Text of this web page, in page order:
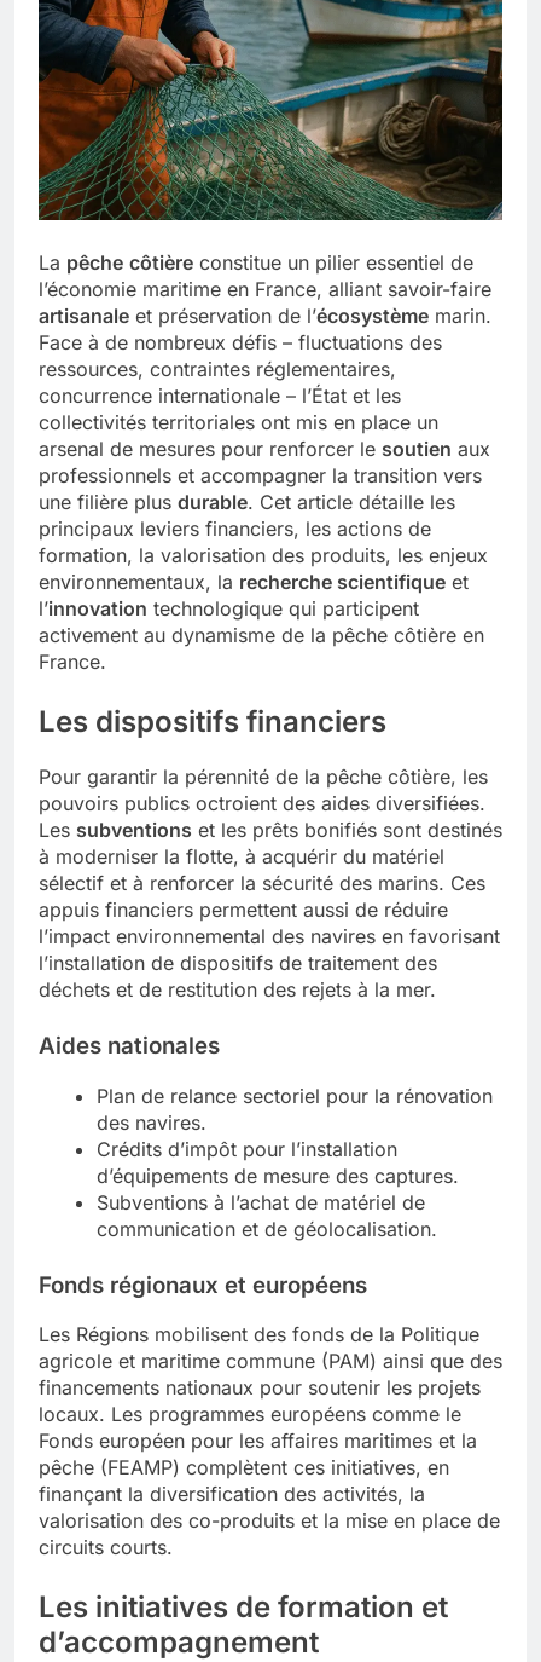
La pêche côtière constitue un pilier essentiel de
l’économie maritime en France, alliant savoir-faire
artisanale et préservation de l’écosystème marin.
Face à de nombreux défis – fluctuations des
ressources, contraintes réglementaires,
concurrence internationale – l’État et les
collectivités territoriales ont mis en place un
arsenal de mesures pour renforcer le soutien aux
professionnels et accompagner la transition vers
une filière plus durable. Cet article détaille les
principaux leviers financiers, les actions de
formation, la valorisation des produits, les enjeux
environnementaux, la recherche scientifique et
l’innovation technologique qui participent
activement au dynamisme de la pêche côtière en
France.
Les dispositifs financiers
Pour garantir la pérennité de la pêche côtière, les
pouvoirs publics octroient des aides diversifiées.
Les subventions et les prêts bonifiés sont destinés
à moderniser la flotte, à acquérir du matériel
sélectif et à renforcer la sécurité des marins. Ces
appuis financiers permettent aussi de réduire
l’impact environnemental des navires en favorisant
l’installation de dispositifs de traitement des
déchets et de restitution des rejets à la mer.
Aides nationales
Plan de relance sectoriel pour la rénovation
des navires.
Crédits d’impôt pour l’installation
d’équipements de mesure des captures.
Subventions à l’achat de matériel de
communication et de géolocalisation.
Fonds régionaux et européens
Les Régions mobilisent des fonds de la Politique
agricole et maritime commune (PAM) ainsi que des
financements nationaux pour soutenir les projets
locaux. Les programmes européens comme le
Fonds européen pour les affaires maritimes et la
pêche (FEAMP) complètent ces initiatives, en
finançant la diversification des activités, la
valorisation des co-produits et la mise en place de
circuits courts.
Les initiatives de formation et
d’accompagnement